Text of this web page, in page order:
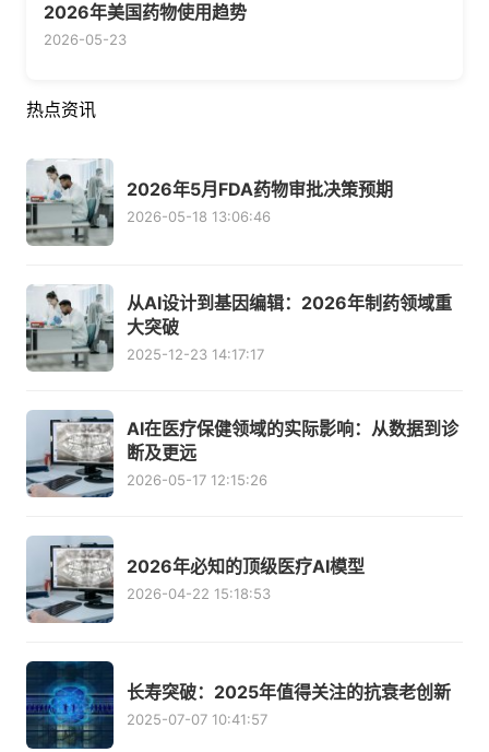
2026年美国药物使用趋势
2026-05-23
热点资讯
2026年5月FDA药物审批决策预期
2026-05-18 13:06:46
从AI设计到基因编辑：2026年制药领域重
大突破
2025-12-23 14:17:17
AI在医疗保健领域的实际影响：从数据到诊
断及更远
2026-05-17 12:15:26
2026年必知的顶级医疗AI模型
2026-04-22 15:18:53
长寿突破：2025年值得关注的抗衰老创新
2025-07-07 10:41:57